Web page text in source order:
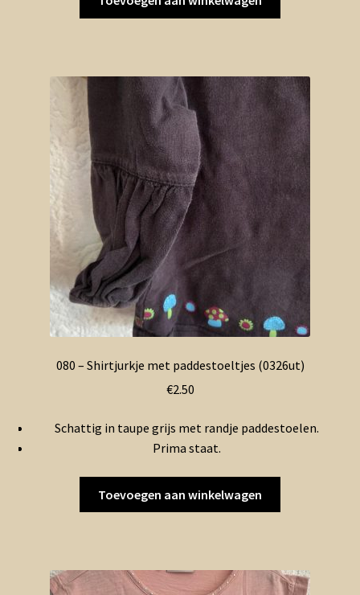
080 – Shirtjurkje met paddestoeltjes (0326ut)
€2.50
Schattig in taupe grijs met randje paddestoelen.
Prima staat.
Toevoegen aan winkelwagen